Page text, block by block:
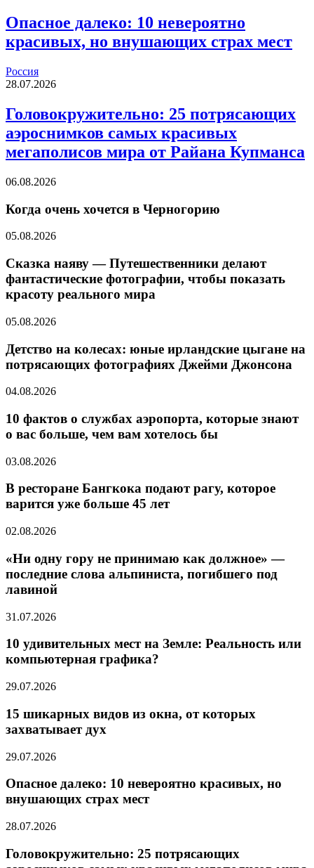
Опасное далеко: 10 невероятно
красивых, но внушающих страх мест
Россия
28.07.2026
Головокружительно: 25 потрясающих
аэроснимков самых красивых
мегаполисов мира от Райана Купманса
06.08.2026
Когда очень хочется в Черногорию
05.08.2026
Сказка наяву — Путешественники делают
фантастические фотографии, чтобы показать
красоту реального мира
05.08.2026
Детство на колесах: юные ирландские цыгане на
потрясающих фотографиях Джейми Джонсона
04.08.2026
10 фактов о службах аэропорта, которые знают
о вас больше, чем вам хотелось бы
03.08.2026
В ресторане Бангкока подают рагу, которое
варится уже больше 45 лет
02.08.2026
«Ни одну гору не принимаю как должное» —
последние слова альпиниста, погибшего под
лавиной
31.07.2026
10 удивительных мест на Земле: Реальность или
компьютерная графика?
29.07.2026
15 шикарных видов из окна, от которых
захватывает дух
29.07.2026
Опасное далеко: 10 невероятно красивых, но
внушающих страх мест
28.07.2026
Головокружительно: 25 потрясающих